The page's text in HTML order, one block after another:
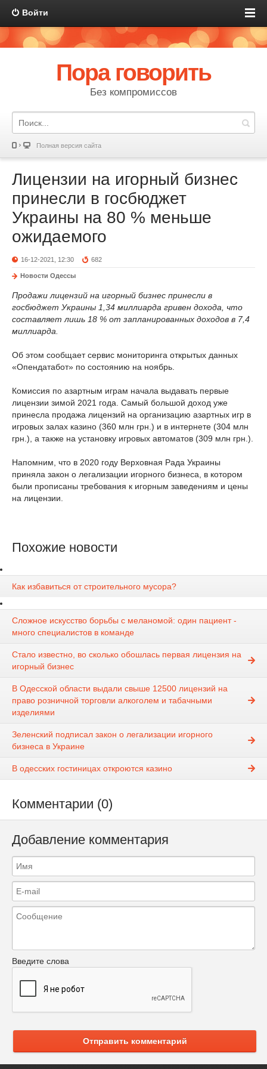
Войти
Пора говорить
Без компромиссов
Полная версия сайта
Лицензии на игорный бизнес
принесли в госбюджет
Украины на 80 % меньше
ожидаемого
16-12-2021, 12:30 682
Новости Одессы
Продажи лицензий на игорный бизнес принесли в
госбюджет Украины 1,34 миллиарда гривен дохода, что
составляет лишь 18 % от запланированных доходов в 7,4
миллиарда.
Об этом сообщает сервис мониторинга открытых данных
«Опендатабот» по состоянию на ноябрь.
Комиссия по азартным играм начала выдавать первые
лицензии зимой 2021 года. Самый большой доход уже
принесла продажа лицензий на организацию азартных игр в
игровых залах казино (360 млн грн.) и в интернете (304 млн
грн.), а также на установку игровых автоматов (309 млн грн.).
Напомним, что в 2020 году Верховная Рада Украины
приняла закон о легализации игорного бизнеса, в котором
были прописаны требования к игорным заведениям и цены
на лицензии.
Похожие новости
Как избавиться от строительного мусора?
Сложное искусство борьбы с меланомой: один пациент -
много специалистов в команде
Стало известно, во сколько обошлась первая лицензия на
игорный бизнес
В Одесской области выдали свыше 12500 лицензий на
право розничной торговли алкоголем и табачными
изделиями
Зеленский подписал закон о легализации игорного
бизнеса в Украине
В одесских гостиницах откроются казино
Комментарии (0)
Добавление комментария
Введите слова
Отправить комментарий